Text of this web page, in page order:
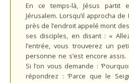
En ce temps-là, Jésus partit
Jérusalem. Lorsqu’il approcha
près de l’endroit appelé mont
ses disciples, en disant : «
l’entrée, vous trouverez un
personne ne s’est encore
Si l’on vous demande :
répondrez : ‘Parce que le